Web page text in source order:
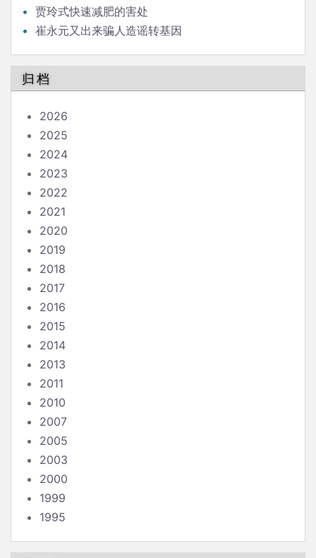
贾玲式快速减肥的害处
崔永元又出来骗人造谣转基因
归档
2026
2025
2024
2023
2022
2021
2020
2019
2018
2017
2016
2015
2014
2013
2011
2010
2007
2005
2003
2000
1999
1995